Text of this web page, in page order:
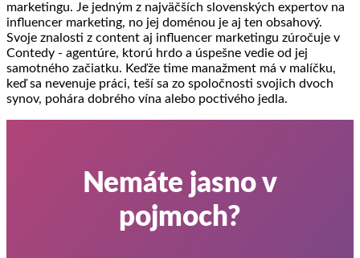
marketingu. Je jedným z najväčších slovenských expertov na
influencer marketing, no jej doménou je aj ten obsahový.
Svoje znalosti z content aj influencer marketingu zúročuje v
Contedy - agentúre, ktorú hrdo a úspešne vedie od jej
samotného začiatku. Keďže time manažment má v malíčku,
keď sa nevenuje práci, teší sa zo spoločnosti svojich dvoch
synov, pohára dobrého vína alebo poctivého jedla.
Nemáte jasno v
pojmoch?